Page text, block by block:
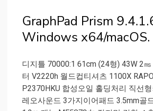
GraphPad Prism
Windows x64/macOS.
디지틀 70000:1 61cm (24형) 43W 2㎳
터 V2220h 월드컵티셔츠 1100X
P2370HKU 합성오일 홀딩처리 직선
레오사운드 3가지이어패드 3.5mm골